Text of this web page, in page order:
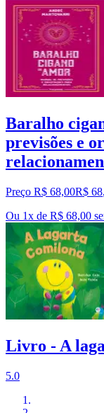
Baralho
previsões e
Preço R$ 68,00R$ 68,
Ou 1x de R$ 68,00
Livro - A
5.0